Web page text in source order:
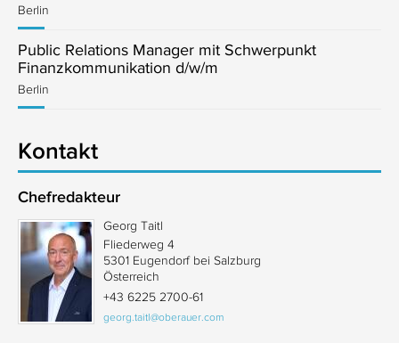
Berlin
Public Relations Manager mit Schwerpunkt
Finanzkommunikation d/w/m
Berlin
Kontakt
Chefredakteur
Georg Taitl
Fliederweg 4
5301 Eugendorf bei Salzburg
Österreich
+43 6225 2700-61
georg.taitl@oberauer.com